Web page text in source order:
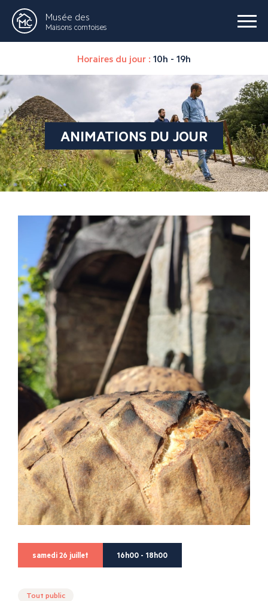
Musée des
Maisons comtoises
Horaires du jour : 10h - 19h
ANIMATIONS DU JOUR
samedi 26 juillet 16h00 - 18h00
Tout public